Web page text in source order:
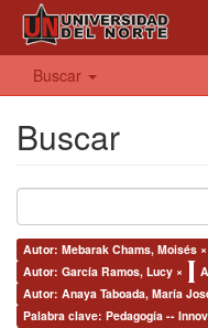
Buscar
Buscar
Autor: Mebarak Chams, Moisés ×
Autor: García Ramos, Lucy ×
Autor: Anaya Taboada, María
Palabra clave: Pedagogía --